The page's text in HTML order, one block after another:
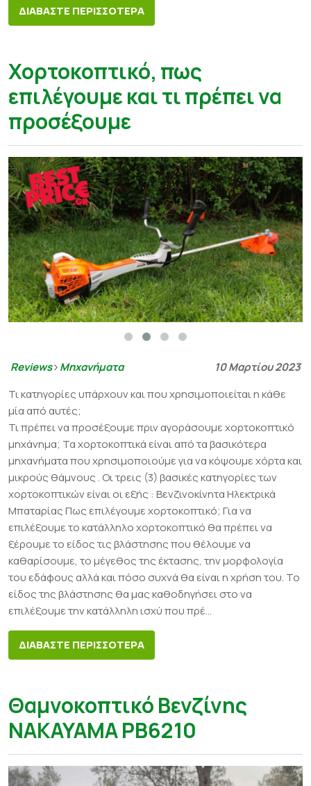
ΔΙΑΒΑΣΤΕ ΠΕΡΙΣΣΟΤΕΡΑ
Χορτοκοπτικό, πως
επιλέγουμε και τι πρέπει να
προσέξουμε
Reviews Μηχανήματα
10 Μαρτίου 2023
Τι κατηγορίες υπάρχουν και που χρησιμοποιείται η κάθε
μία από αυτές;
Τι πρέπει να προσέξουμε πριν αγοράσουμε χορτοκοπτικό
μηχάνημα; Τα χορτοκοπτικά είναι από τα βασικότερα
μηχανήματα που χρησιμοποιούμε για να κόψουμε χόρτα και
μικρούς θάμνους . Οι τρεις (3) βασικές κατηγορίες των
χορτοκοπτικών είναι οι εξής : Βενζινοκίνητα Ηλεκτρικά
Μπαταρίας Πως επιλέγουμε χορτοκοπτικό; Για να
επιλέξουμε το κατάλληλο χορτοκοπτικό θα πρέπει να
ξέρουμε το είδος τις βλάστησης που θέλουμε να
καθαρίσουμε, το μέγεθος της έκτασης, την μορφολογία
του εδάφους αλλά και πόσο συχνά θα είναι η χρήση του. Το
είδος της βλάστησης θα μας καθοδηγήσει στο να
επιλέξουμε την κατάλληλη ισχύ που πρέ...
ΔΙΑΒΑΣΤΕ ΠΕΡΙΣΣΟΤΕΡΑ
Θαμνοκοπτικό Bενζίνης
NAKAYAMA PB6210